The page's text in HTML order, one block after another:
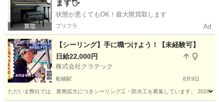
ます🖐️
状態が悪くてもOK！最大限買取します
プリフラ Ad
【シーリング】手に職つけよう！【未経験可】
日給22,000円
株式会社クラテック
船橋駅 8月9日
ただいま弊社では、業務拡大につきシーリング工・防水工を募集しています。 2016